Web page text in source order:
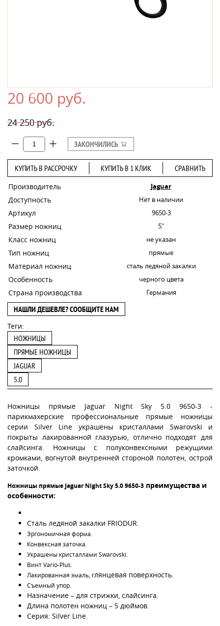
20 600 руб.
24 250 руб.
ЗАКОНЧИЛИСЬ
КУПИТЬ В РАССРОЧКУ КУПИТЬ В 1 КЛИК СРАВНИТЬ
Производитель Jaguar
Доступность Нет в наличии
Артикул 9650-3
Размер ножниц 5"
Класс ножниц не указан
Тип ножниц прямые
Материал ножниц сталь ледяной закалки
Особенность черного цвета
Страна производства Германия
НАШЛИ ДЕШЕВЛЕ? СООБЩИТЕ НАМ
Теги:
НОЖНИЦЫ
ПРЯМЫЕ НОЖНИЦЫ
JAGUAR
5.0
Ножницы прямые Jaguar Night Sky 5.0 9650-3 -
парикмахерские профессиональные прямые ножницы
серии Silver Line украшены кристаллами Swarovski и
покрыты лакированной глазурью, отлично подходят для
слайсинга. Ножницы с полуконвексными режущими
кромками, вогнутой внутренней стороной полотен, острой
заточкой.
Ножницы прямые Jaguar Night Sky 5.0 9650-3 преимущества и
особенности:
Сталь ледяной закалки FRIODUR.
Эргономичная форма.
Конвексная заточка.
Украшены кристаллами Swarovski.
Винт Vario-Plus.
Лакированная эмаль, глянцевая поверхность.
Съемный упор.
Назначение – для стрижки, слайсинга.
Длина полотен ножниц – 5 дюймов.
Серия: Silver Line.